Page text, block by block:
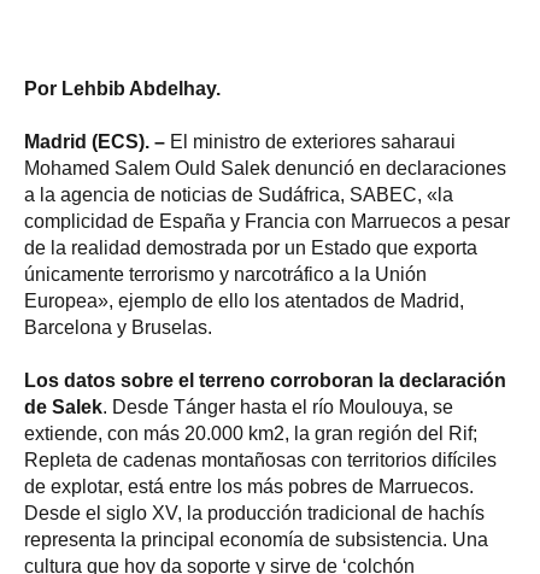
Por Lehbib Abdelhay.
Madrid (ECS). – El ministro de exteriores saharaui
Mohamed Salem Ould Salek denunció en declaraciones
a la agencia de noticias de Sudáfrica, SABEC, «la
complicidad de España y Francia con Marruecos a pesar
de la realidad demostrada por un Estado que exporta
únicamente terrorismo y narcotráfico a la Unión
Europea», ejemplo de ello los atentados de Madrid,
Barcelona y Bruselas.
Los datos sobre el terreno corroboran la declaración
de Salek. Desde Tánger hasta el río Moulouya, se
extiende, con más 20.000 km2, la gran región del Rif;
Repleta de cadenas montañosas con territorios difíciles
de explotar, está entre los más pobres de Marruecos.
Desde el siglo XV, la producción tradicional de hachís
representa la principal economía de subsistencia. Una
cultura que hoy da soporte y sirve de ‘colchón